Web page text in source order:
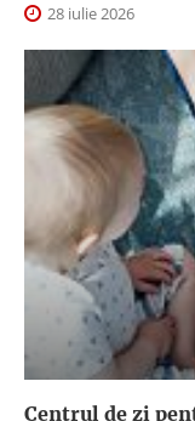
28 iulie 2026
Centrul de zi